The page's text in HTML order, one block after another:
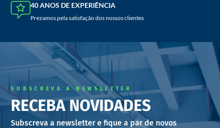
40 ANOS DE EXPERIÊNCIA
Prezamos pela satisfação dos nossos clientes
SUBSCREVA A NEWSLETTER
RECEBA NOVIDADES
Subscreva a newsletter e fique a par de novos